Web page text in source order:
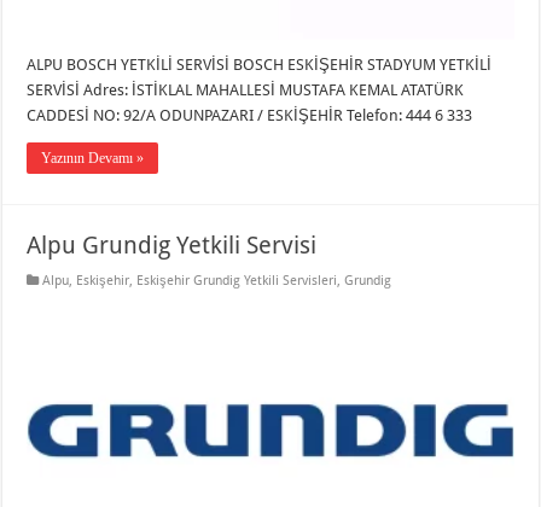
ALPU BOSCH YETKİLİ SERVİSİ BOSCH ESKİŞEHİR STADYUM YETKİLİ
SERVİSİ Adres: İSTİKLAL MAHALLESİ MUSTAFA KEMAL ATATÜRK
CADDESİ NO: 92/A ODUNPAZARI / ESKİŞEHİR Telefon: 444 6 333
Yazının Devamı »
Alpu Grundig Yetkili Servisi
Alpu, Eskişehir, Eskişehir Grundig Yetkili Servisleri,Grundig